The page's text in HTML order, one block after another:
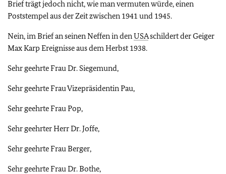
Brief trägt jedoch nicht, wie man vermuten würde, einen
Poststempel aus der Zeit zwischen 1941 und 1945.
Nein, im Brief an seinen Neffen in denUSAschildert der Geiger
Max Karp Ereignisse aus dem Herbst 1938.
Sehr geehrte Frau Dr. Siegemund,
Sehr geehrte Frau Vizepräsidentin Pau,
Sehr geehrte Frau Pop,
Sehr geehrter Herr Dr. Joffe,
Sehr geehrte Frau Berger,
Sehr geehrte Frau Dr. Bothe,